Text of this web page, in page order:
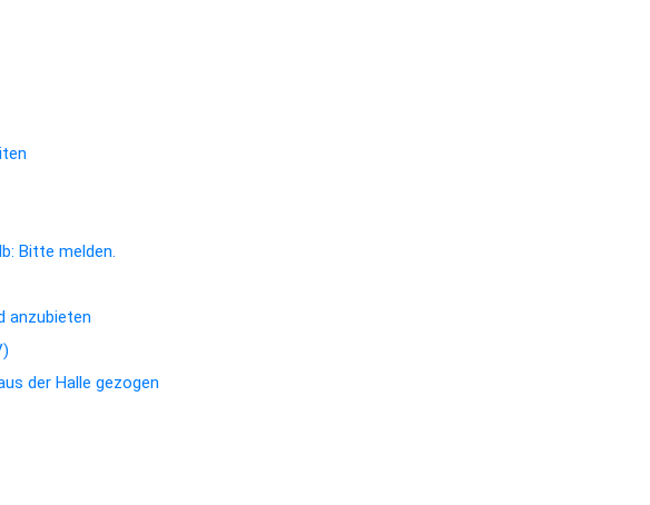
Bitte melden.
anzubieten
der Halle gezogen